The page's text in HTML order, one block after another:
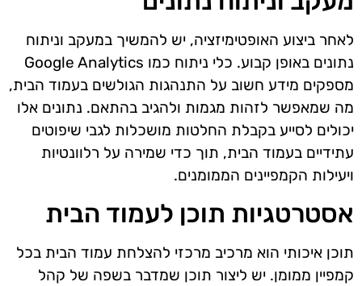
לאחר ביצוע האופטימיזציה, יש להמשיך במעקב וניתוח
נתונים באופן קבוע. כלי ניתוח כמו Google Analytics
מספקים מידע חשוב על התנהגות הגולשים בעמוד הבית,
מה שמאפשר לזהות מגמות ולהגיב בהתאם. נתונים אלו
יכולים לסייע בקבלת החלטות מושכלות לגבי שיפוטים
עתידיים בעמוד הבית, תוך כדי שמירה על רלוונטיות
ויעילות הקמפיינים הממומנים.
אסטרטגיות תוכן לעמוד הבית
תוכן איכותי הוא מרכיב מרכזי להצלחת עמוד הבית בכל
קמפיין ממומן. יש ליצור תוכן שמדבר בשפה של קהל